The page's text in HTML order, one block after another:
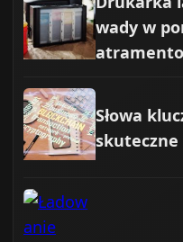
wady w
Słowa